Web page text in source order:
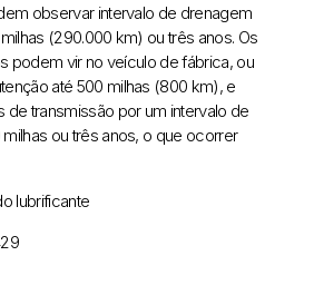
observar intervalo de drenagem
(290.000 km) ou três anos. Os
podem vir no veículo de fábrica, ou
até 500 milhas (800 km), e
transmissão por um intervalo de
ou três anos, o que ocorrer
lubrificante